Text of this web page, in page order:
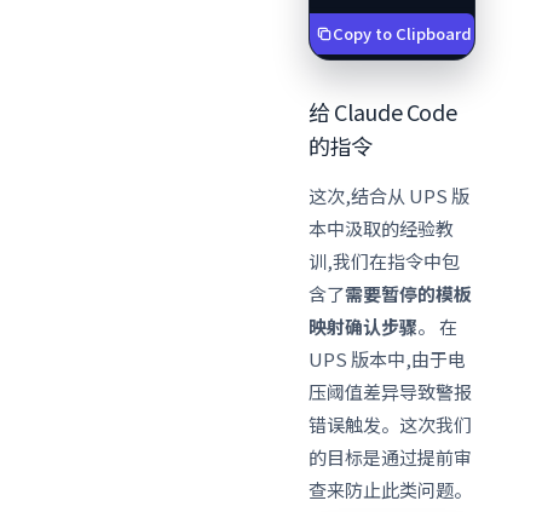
Copy to Clipboard
给 Claude Code
的指令
这次,结合从 UPS 版
本中汲取的经验教
训,我们在指令中包
含了需要暂停的模板
映射确认步骤。 在
UPS 版本中,由于电
压阈值差异导致警报
错误触发。这次我们
的目标是通过提前审
查来防止此类问题。